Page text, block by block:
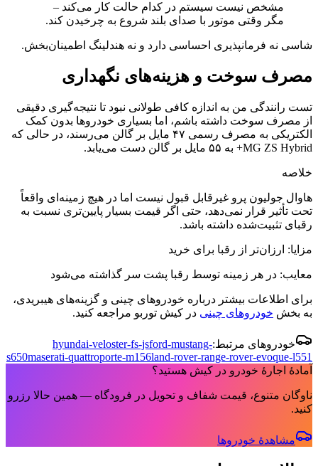
مشخص نیست سیستم در کدام حالت کار می‌کند –
مگر وقتی موتور با صدای بلند شروع به چرخیدن کند.
شاسی نه فرمانپذیری احساسی دارد و نه هندلینگ اطمینان‌بخش.
مصرف سوخت و هزینه‌های نگهداری
تست رانندگی من به اندازه کافی طولانی نبود تا نتیجه‌گیری دقیقی
از مصرف سوخت داشته باشم، اما بسیاری خودروها بدون کمک
الکتریکی به مصرف رسمی ۴۷ مایل بر گالن می‌رسند، در حالی که
MG ZS Hybrid+ به ۵۵ مایل بر گالن دست می‌یابد.
خلاصه
هاوال جولیون پرو غیرقابل قبول نیست اما در هیچ زمینه‌ای واقعاً
تحت تأثیر قرار نمی‌دهد، حتی اگر قیمت بسیار پایین‌تری نسبت به
رقبای تثبیت‌شده داشته باشد.
مزایا: ارزان‌تر از رقبا برای خرید
معایب: در هر زمینه توسط رقبا پشت سر گذاشته می‌شود
برای اطلاعات بیشتر درباره خودروهای چینی و گزینه‌های هیبریدی،
به بخش خودروهای چینی در کیش توربو مراجعه کنید.
خودروهای مرتبط: hyundai-veloster-fs-jsford-mustang-
s650maserati-quattroporte-m156land-rover-range-rover-evoque-l551
آمادهٔ اجارهٔ خودرو در کیش هستید؟
ناوگان متنوع، قیمت شفاف و تحویل در فرودگاه — همین حالا رزرو
کنید.
مشاهدهٔ خودروها